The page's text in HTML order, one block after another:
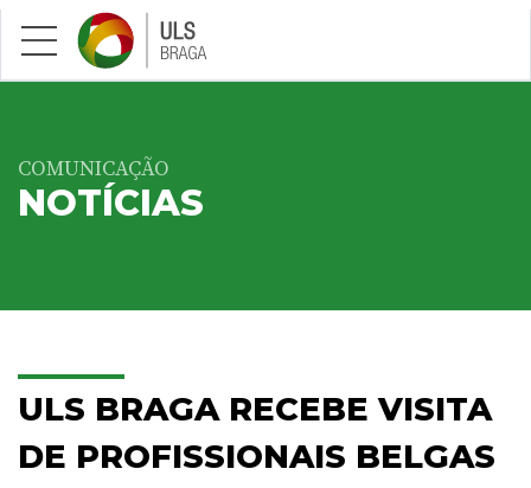
Saltar para conteúdo principal
COMUNICAÇÃO
NOTÍCIAS
ULS BRAGA RECEBE VISITA
DE PROFISSIONAIS BELGAS